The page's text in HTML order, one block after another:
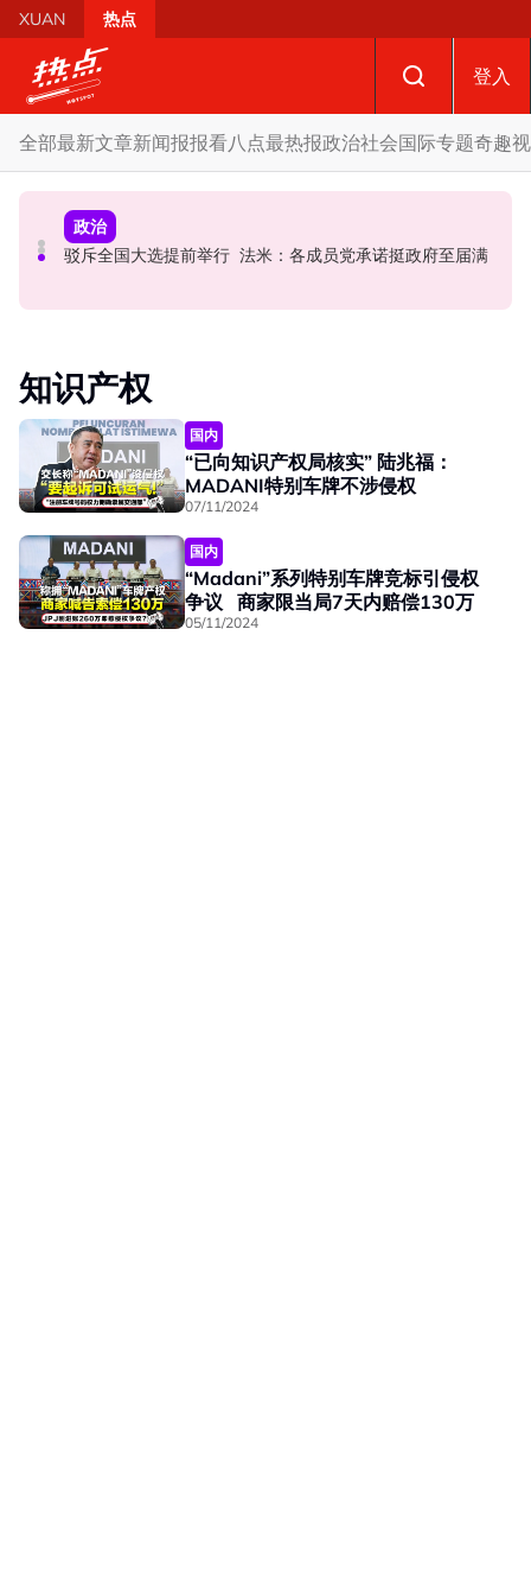
Skip to main content
XUAN 热点
登入
全部最新文章新闻报报看八点最热报政治社会国际专题奇趣
国际
AI电影沦“反面教材”？ 狮城本土电影公司国庆献礼掀网民
政治
要求安华解释为何冻结MyKHAS权限 5蓝眼议员: 改革不是
政治
驳斥全国大选提前举行 法米：各成员党承诺挺政府至届满
知识产权
国内
“已向知识产权局核实” 陆兆福：
MADANI特别车牌不涉侵权
07/11/2024
国内
“Madani”系列特别车牌竞标引侵权
争议 商家限当局7天内赔偿130万
05/11/2024